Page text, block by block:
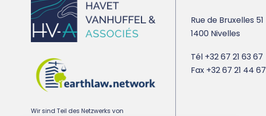
Wir sind Teil des Netzwerks von
Rue de Bruxelles 51
1400 Nivelles
Tél +32 67 21 63 67
Fax +32 67 21 44 67